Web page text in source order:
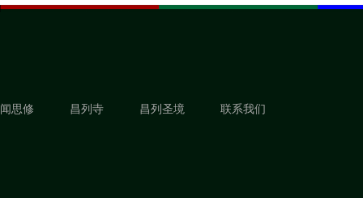
闻思修 昌列寺 昌列圣境 联系我们